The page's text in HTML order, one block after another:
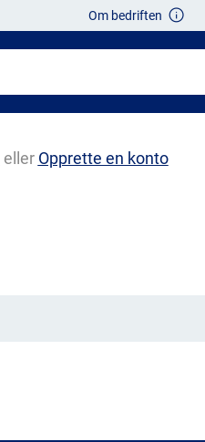
Om bedriften
eller Opprette en konto